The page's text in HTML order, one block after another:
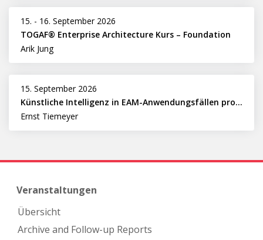
15. - 16. September 2026
TOGAF® Enterprise Architecture Kurs – Foundation
Arik Jung
15. September 2026
Künstliche Intelligenz in EAM-Anwendungsfällen professionell nutzen
Ernst Tiemeyer
Veranstaltungen
Übersicht
Archive and Follow-up Reports